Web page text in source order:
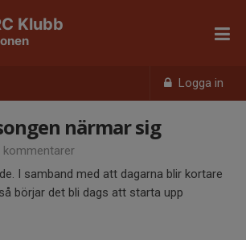
Logga in
Klubb
närmar sig
kommentarer
I samband med att dagarna blir kortare
börjar det bli dags att starta upp